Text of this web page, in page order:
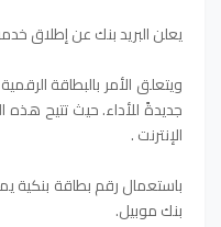
يعلن البريد بنك عن إطلاق
ويتعلق الأمر بالبطاقة
جديدةً للأداء. حيث تتيح هذه
الإنترنت .
باستعمال رقم بطاقة بنكية
بنك موبيل.